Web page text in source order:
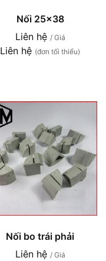
Nối 25x38
Liên hệ / Giá
Liên hệ (đơn tối thiểu)
Nối bo trái phải
Liên hệ / Giá